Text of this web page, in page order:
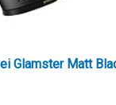
Glamster Matt